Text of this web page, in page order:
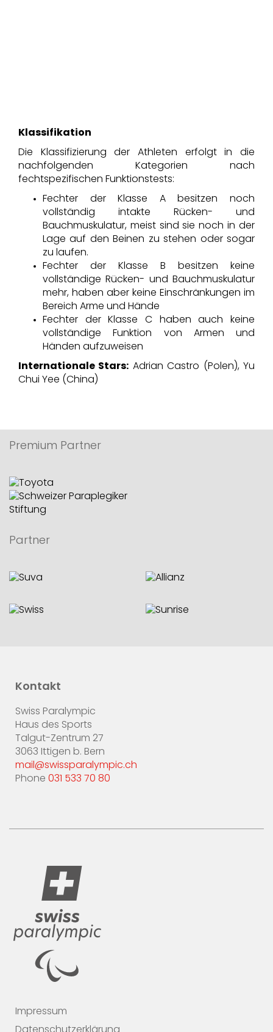
Klassifikation
Die Klassifizierung der Athleten erfolgt in die
nachfolgenden Kategorien nach
fechtspezifischen Funktionstests:
Fechter der Klasse A besitzen noch
vollständig intakte Rücken- und
Bauchmuskulatur, meist sind sie noch in der
Lage auf den Beinen zu stehen oder sogar
zu laufen.
Fechter der Klasse B besitzen keine
vollständige Rücken- und Bauchmuskulatur
mehr, haben aber keine Einschränkungen im
Bereich Arme und Hände
Fechter der Klasse C haben auch keine
vollständige Funktion von Armen und
Händen aufzuweisen
Internationale Stars: Adrian Castro (Polen), Yu
Chui Yee (China)
Premium Partner
Partner
Kontakt
Swiss Paralympic
Haus des Sports
Talgut-Zentrum 27
3063 Ittigen b. Bern
mail@swissparalympic.ch
Phone 031 533 70 80
Impressum
Datenschutzerklärung